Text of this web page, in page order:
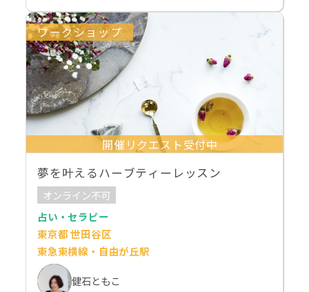
ワークショップ
開催リクエスト受付中
夢を叶えるハーブティーレッスン
オンライン不可
占い・セラピー
東京都 世田谷区
東急東横線・自由が丘駅
健石ともこ